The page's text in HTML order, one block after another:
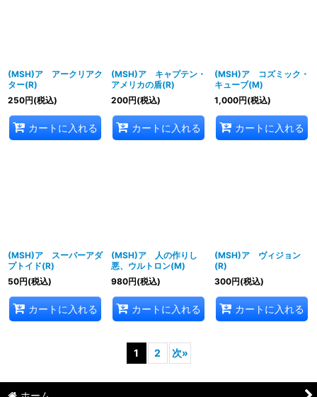
(MSH)ア アークリアク
ター(R)
250円(税込)
カートに入れる
(MSH)ア キャプテン・
アメリカの盾(R)
200円(税込)
カートに入れる
(MSH)ア コズミック・
キューブ(M)
1,000円(税込)
カートに入れる
(MSH)ア スーパーアダ
プトイド(R)
50円(税込)
カートに入れる
(MSH)ア 人の作りし
悪、ウルトロン(M)
980円(税込)
カートに入れる
(MSH)ア ヴィジョン
(R)
300円(税込)
カートに入れる
1 2 次»